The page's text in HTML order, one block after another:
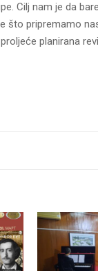
Cilj nam je da
što pripremamo
planirana